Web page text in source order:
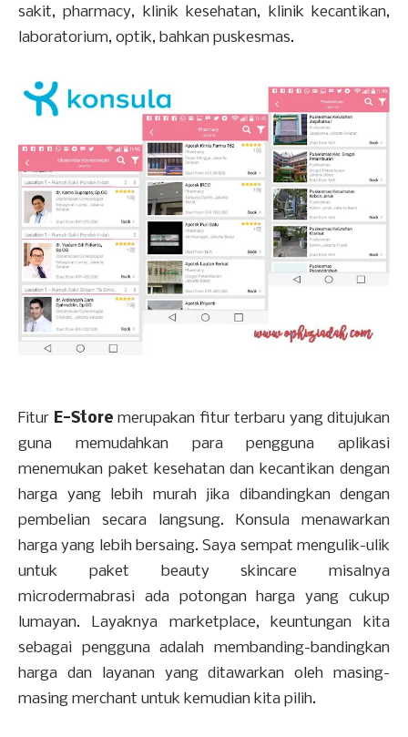
sakit, pharmacy, klinik kesehatan, klinik kecantikan,
laboratorium, optik, bahkan puskesmas.
Fitur E-Store merupakan fitur terbaru yang ditujukan
guna memudahkan para pengguna aplikasi
menemukan paket kesehatan dan kecantikan dengan
harga yang lebih murah jika dibandingkan dengan
pembelian secara langsung. Konsula menawarkan
harga yang lebih bersaing. Saya sempat mengulik-ulik
untuk paket beauty skincare misalnya
microdermabrasi ada potongan harga yang cukup
lumayan. Layaknya marketplace, keuntungan kita
sebagai pengguna adalah membanding-bandingkan
harga dan layanan yang ditawarkan oleh masing-
masing merchant untuk kemudian kita pilih.